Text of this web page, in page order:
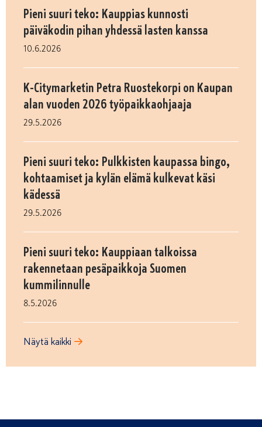
Pieni suuri teko: Kauppias kunnosti
päiväkodin pihan yhdessä lasten kanssa
10.6.2026
K-Citymarketin Petra Ruostekorpi on Kaupan
alan vuoden 2026 työpaikkaohjaaja
29.5.2026
Pieni suuri teko: Pulkkisten kaupassa bingo,
kohtaamiset ja kylän elämä kulkevat käsi
kädessä
29.5.2026
Pieni suuri teko: Kauppiaan talkoissa
rakennetaan pesäpaikkoja Suomen
kummilinnulle
8.5.2026
Näytä kaikki